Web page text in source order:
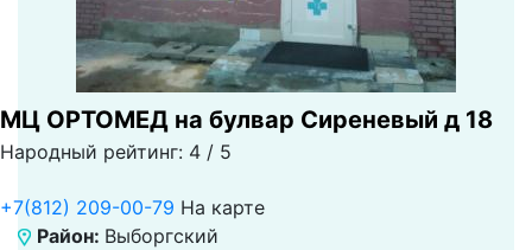
МЦ ОРТОМЕД на булвар Сиреневый д 18
Народный рейтинг: 4 / 5
+7(812) 209-00-79 На карте
Район: Выборгский